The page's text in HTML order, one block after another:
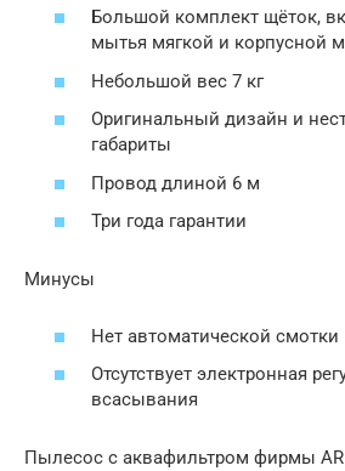
Большой комплект щёток,
мытья мягкой и корпусной
Небольшой вес 7 кг
Оригинальный дизайн и
габариты
Провод длиной 6 м
Три года гарантии
Минусы
Нет автоматической смотки
Отсутствует электронная
всасывания
Пылесос с аквафильтром фирмы